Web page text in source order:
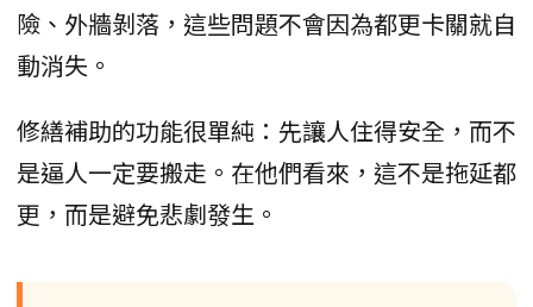
險、外牆剝落，這些問題不會因為都更卡關就自
動消失。
修繕補助的功能很單純：先讓人住得安全，而不
是逼人一定要搬走。在他們看來，這不是拖延都
更，而是避免悲劇發生。